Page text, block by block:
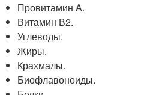
Провитамин А.
Витамин В2.
Углеводы.
Жиры.
Крахмалы.
Биофлавоноиды.